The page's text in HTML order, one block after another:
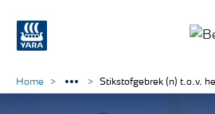
Home Stikstofgebrek (n) t.o.v.